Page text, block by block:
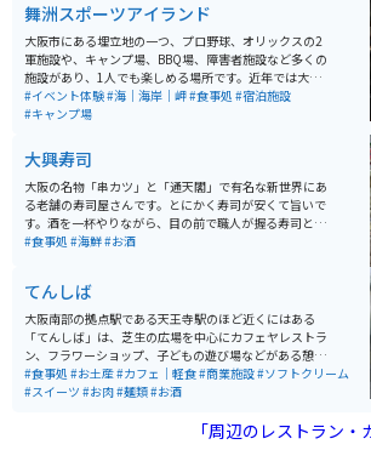
舞洲スポーツアイランド
大阪市にある埋立地の一つ、プロ野球、オリックスの2
軍施設や、キャンプ場、BBQ場、障害者施設など多くの
施設があり、1人でも楽しめる場所です。近年では大きな
会社の倉庫なども建設されて、バイクでは少し走行しに
くくはなっていますが、休日など大型車両がない日は道
#イベント体験#海｜海岸｜岬#食事処 #宿泊施設
#キャンプ場
大興寿司
大阪の名物「串カツ」と「通天閣」で有名な新世界にあ
る老舗の寿司屋さんです。とにかく寿司が安くて旨いで
す。酒を一杯やりながら、目の前で職人が握る寿司と昭
和の風情漂う店の雰囲気と相まって、とってもいい感じ
#食事処 #海鮮#お酒
てんしば
大阪南部の拠点駅である天王寺駅のほど近くにはある
「てんしば」は、芝生の広場を中心にカフェヤレストラ
ン、フラワーショップ、子どもの遊び場などがある憩い
のスペースです。「てんしば」からは天王寺動物園にも
ほど近く、親子連れやカップルにも大人気です。また、
いていける距離にありますので、遊んで、観て、食べて
#食事処 #お土産#カフェ｜軽食#商業施設#ソフトクリーム
#スイーツ #お肉#麺類#お酒
「周辺のレストラン